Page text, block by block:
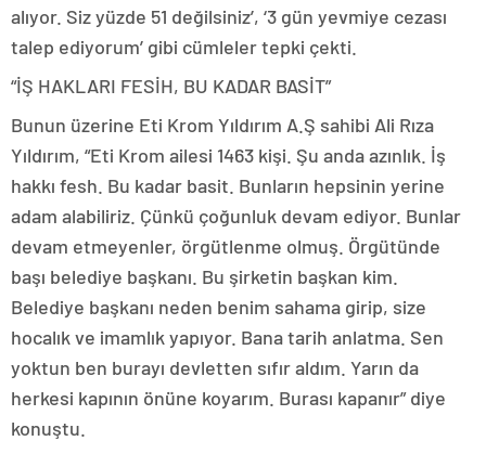
alıyor. Siz yüzde 51 değilsiniz’, ‘3 gün yevmiye cezası
talep ediyorum’ gibi cümleler tepki çekti.
“İŞ HAKLARI FESİH, BU KADAR BASİT”
Bunun üzerine Eti Krom Yıldırım A.Ş sahibi Ali Rıza
Yıldırım, “Eti Krom ailesi 1463 kişi. Şu anda azınlık. İş
hakkı fesh. Bu kadar basit. Bunların hepsinin yerine
adam alabiliriz. Çünkü çoğunluk devam ediyor. Bunlar
devam etmeyenler, örgütlenme olmuş. Örgütünde
başı belediye başkanı. Bu şirketin başkan kim.
Belediye başkanı neden benim sahama girip, size
hocalık ve imamlık yapıyor. Bana tarih anlatma. Sen
yoktun ben burayı devletten sıfır aldım. Yarın da
herkesi kapının önüne koyarım. Burası kapanır” diye
konuştu.